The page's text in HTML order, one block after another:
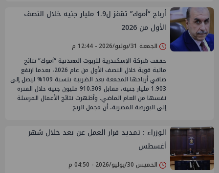
أرباح “أموك” تقفز ل1.9 مليار جنيه خلال النصف
الأول من 2026
الجمعة 31/يوليو/2026 - 12:44 م
حققت شركة الإسكندرية للزيوت المعدنية “أموك” نتائج
مالية قوية خلال النصف الأول من عام 2026، بعدما ارتفع
صافي أرباحها المجمعة بعد الضريبة بنسبة 109% ليصل إلى
1.903 مليار جنيه، مقابل 910.309 مليون جنيه خلال الفترة
نفسها من العام الماضي. وأظهرت نتائج الأعمال المرسلة
إلى البورصة المصرية، أن مجمل الربح
الوزراء : تمديد قرار العمل عن بعد خلال شهر
أغسطس
الخميس 30/يوليو/2026 - 04:50 م